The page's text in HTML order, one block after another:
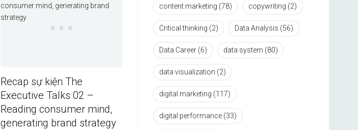
Recap sự kiện The
Executive Talks 02 –
Reading consumer mind,
generating brand strategy
content marketing (78) copywriting (2)
Critical thinking (2) Data Analysis (56)
Data Career (6) data system (80)
data visualization (2)
digital marketing (117)
digital performance (33)